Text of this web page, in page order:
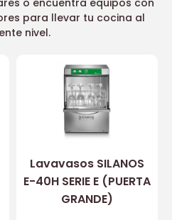
o encuentra equipos con
para llevar tu cocina al
nivel.
Lavavasos SILANOS
E-40H SERIE E (PUERTA
GRANDE)